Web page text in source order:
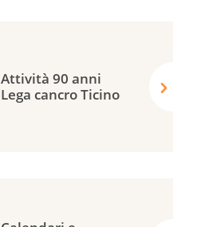
Attività 90 anni
Lega cancro Ticino